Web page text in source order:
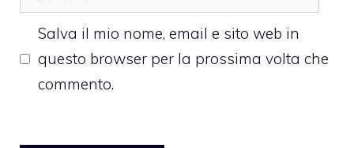
web
Salva il mio nome, email e sito web in
questo browser per la prossima volta che
commento.